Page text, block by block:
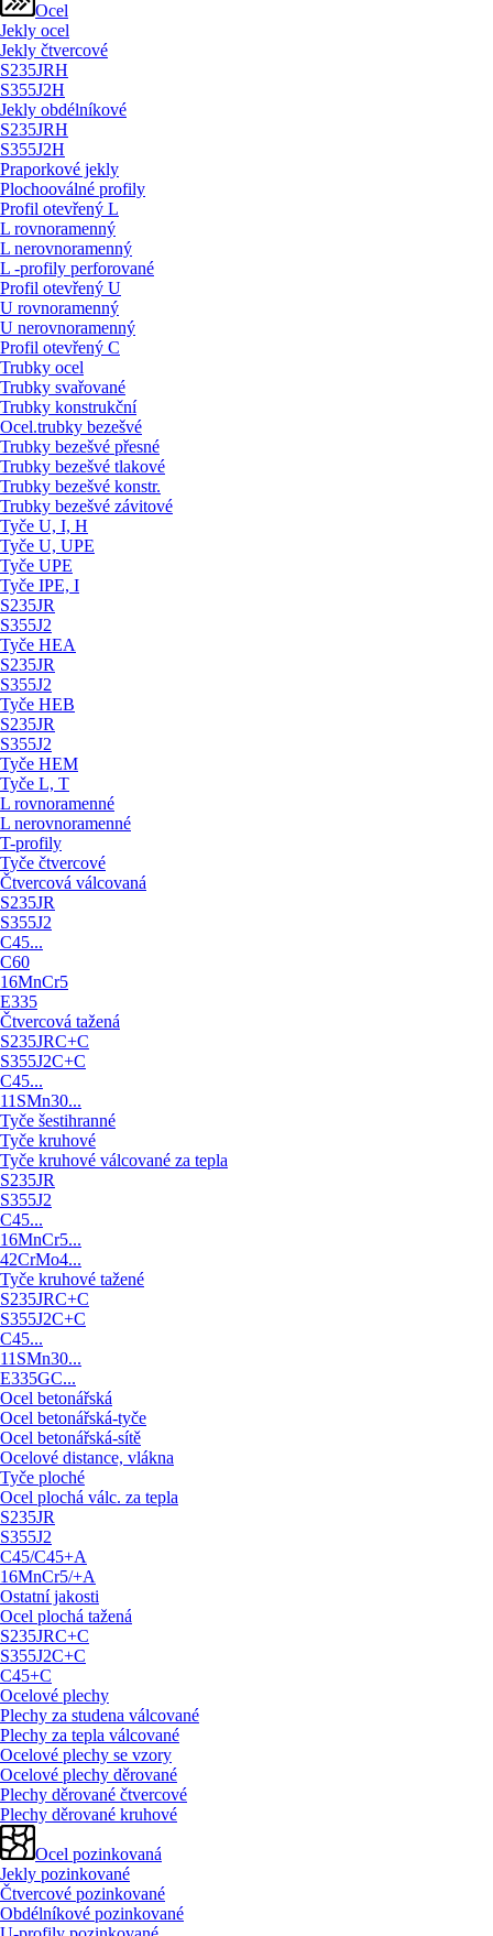
Ocel
Jekly ocel
Jekly čtvercové
S235JRH
S355J2H
Jekly obdélníkové
S235JRH
S355J2H
Praporkové jekly
Plochooválné profily
Profil otevřený L
L rovnoramenný
L nerovnoramenný
L -profily perforované
Profil otevřený U
U rovnoramenný
U nerovnoramenný
Profil otevřený C
Trubky ocel
Trubky svařované
Trubky konstrukční
Ocel.trubky bezešvé
Trubky bezešvé přesné
Trubky bezešvé tlakové
Trubky bezešvé konstr.
Trubky bezešvé závitové
Tyče U, I, H
Tyče U, UPE
Tyče UPE
Tyče IPE, I
S235JR
S355J2
Tyče HEA
S235JR
S355J2
Tyče HEB
S235JR
S355J2
Tyče HEM
Tyče L, T
L rovnoramenné
L nerovnoramenné
T-profily
Tyče čtvercové
Čtvercová válcovaná
S235JR
S355J2
C45...
C60
16MnCr5
E335
Čtvercová tažená
S235JRC+C
S355J2C+C
C45...
11SMn30...
Tyče šestihranné
Tyče kruhové
Tyče kruhové válcované za tepla
S235JR
S355J2
C45...
16MnCr5...
42CrMo4...
Tyče kruhové tažené
S235JRC+C
S355J2C+C
C45...
11SMn30...
E335GC...
Ocel betonářská
Ocel betonářská-tyče
Ocel betonářská-sítě
Ocelové distance, vlákna
Tyče ploché
Ocel plochá válc. za tepla
S235JR
S355J2
C45/C45+A
16MnCr5/+A
Ostatní jakosti
Ocel plochá tažená
S235JRC+C
S355J2C+C
C45+C
Ocelové plechy
Plechy za studena válcované
Plechy za tepla válcované
Ocelové plechy se vzory
Ocelové plechy děrované
Plechy děrované čtvercové
Plechy děrované kruhové
Ocel pozinkovaná
Jekly pozinkované
Čtvercové pozinkované
Obdélníkové pozinkované